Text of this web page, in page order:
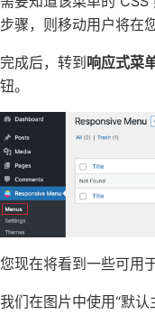
步骤，则移动用户将在
完成后，转到 响应式菜
钮。
您现在将看到一些可用
我们在图片中使用“默